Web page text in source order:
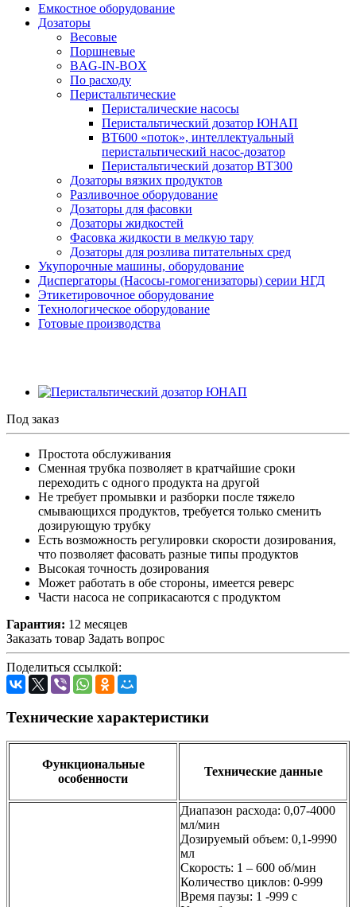
Емкостное оборудование
Дозаторы
Весовые
Поршневые
BAG-IN-BOX
По расходу
Перистальтические
Перисталические насосы
Перистальтический дозатор ЮНАП
BT600 «поток», интеллектуальный
перистальтический насос-дозатор
Перистальтический дозатор ВТ300
Дозаторы вязких продуктов
Разливочное оборудование
Дозаторы для фасовки
Дозаторы жидкостей
Фасовка жидкости в мелкую тару
Дозаторы для розлива питательных сред
Укупорочные машины, оборудование
Диспергаторы (Насосы-гомогенизаторы) серии НГД
Этикетировочное оборудование
Технологическое оборудование
Готовые производства
Под заказ
Простота обслуживания
Сменная трубка позволяет в кратчайшие сроки
переходить с одного продукта на другой
Не требует промывки и разборки после тяжело
смывающихся продуктов, требуется только сменить
дозирующую трубку
Есть возможность регулировки скорости дозирования,
что позволяет фасовать разные типы продуктов
Высокая точность дозирования
Может работать в обе стороны, имеется реверс
Части насоса не соприкасаются с продуктом
Гарантия: 12 месяцев
Заказать товар Задать вопрос
Поделиться ссылкой:
Технические характеристики
Функциональные
особенности
Технические данные
Диапазон расхода: 0,07-4000
мл/мин
Дозируемый объем: 0,1-9990
мл
Скорость: 1 – 600 об/мин
Количество циклов: 0-999
Время паузы: 1 -999 с